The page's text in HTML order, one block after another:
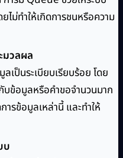
ไม่ทำให้เกิดการชนหรือความ
มวลผล
เป็นระเบียบเรียบร้อย โดย
บข้อมูลหรือคำขอจำนวนมาก
ารข้อมูลเหล่านี้ และทำให้
บ